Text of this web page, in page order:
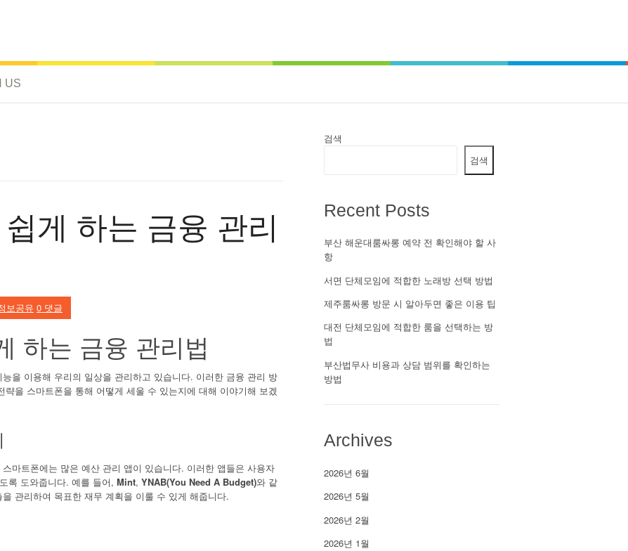
US
게 하는 금융 관리
보공유 0 댓글
하는 금융 관리법
을 이용해 우리의 일상을 관리하고 있습니다. 이러한 금융 관리 방
을 스마트폰을 통해 어떻게 세울 수 있는지에 대해 이야기해 보겠
마트폰에는 많은 예산 관리 앱이 있습니다. 이러한 앱들은 사용자
록 도와줍니다. 예를 들어, Mint, YNAB(You Need A Budget)와 같
관리하여 목표한 재무 계획을 이룰 수 있게 해줍니다.
검색
검색
Recent Posts
부산 해운대룸싸롱 예약 전 확인해야 할 사
항
서면 단체모임에 적합한 노래방 선택 방법
제주룸싸롱 방문 시 알아두면 좋은 이용 팁
대전 단체모임에 적합한 룸을 선택하는 방
법
부산법무사 비용과 상담 범위를 확인하는
방법
Archives
2026년 6월
2026년 5월
2026년 2월
2026년 1월